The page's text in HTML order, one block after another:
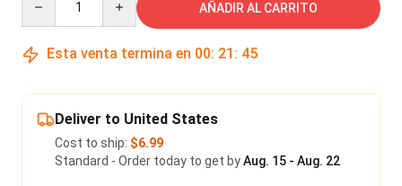
AÑADIR AL CARRITO
Esta venta termina en 00: 21 : 45
Deliver to United States
Cost to ship: $6.99
Standard - Order today to get byAug. 15 - Aug. 22